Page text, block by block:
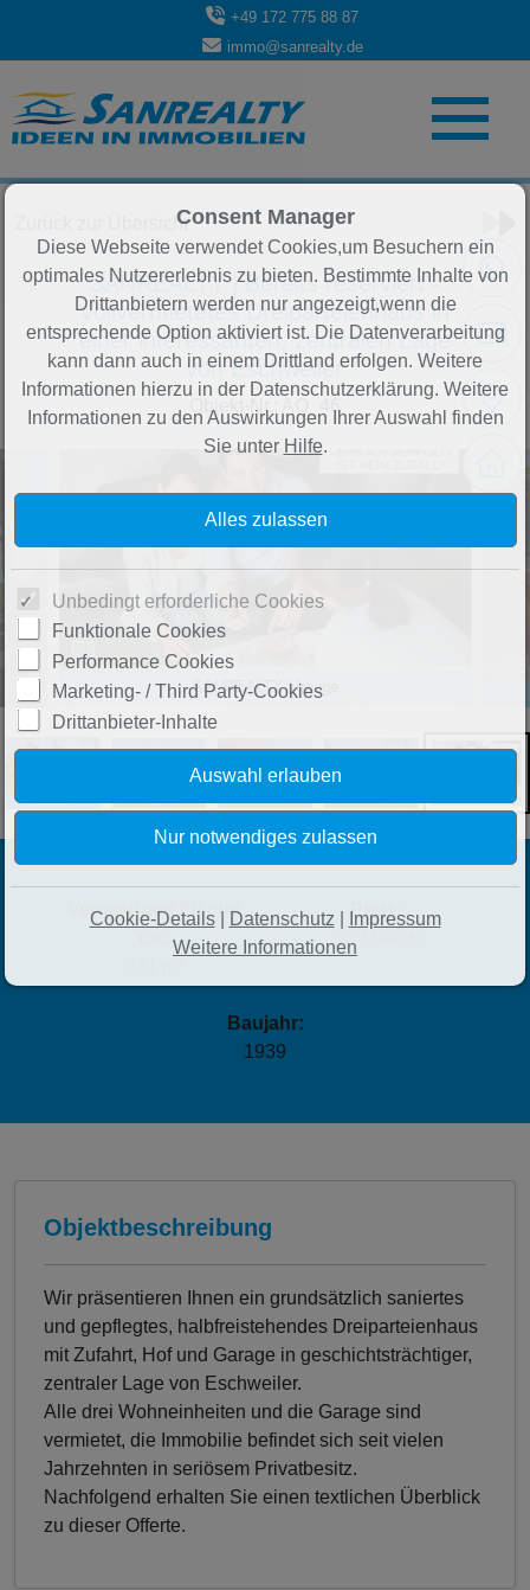
+49 172 775 88 87
immo@sanrealty.de
Zurück zur Übersicht
SANREALTY | Bereits reserviert -
Vollvermietetes Dreiparteienhaus in
einer interessanten, zentralen Lage
von Eschweiler
Objekt-Nr.: AO_46
SANREALTY | Image
Vermietbare Fläche
Preis:
Baujahr:
1939
Objektbeschreibung
Wir präsentieren Ihnen ein grundsätzlich saniertes
und gepflegtes, halbfreistehendes Dreiparteienhaus
mit Zufahrt, Hof und Garage in geschichtsträchtiger,
zentraler Lage von Eschweiler.
Alle drei Wohneinheiten und die Garage sind
vermietet, die Immobilie befindet sich seit vielen
Jahrzehnten in seriösem Privatbesitz.
Nachfolgend erhalten Sie einen textlichen Überblick
zu dieser Offerte.
Consent Manager
Diese Webseite verwendet Cookies,um Besuchern ein
optimales Nutzererlebnis zu bieten. Bestimmte Inhalte von
Drittanbietern werden nur angezeigt,wenn die
entsprechende Option aktiviert ist. Die Datenverarbeitung
kann dann auch in einem Drittland erfolgen. Weitere
Informationen hierzu in der Datenschutzerklärung. Weitere
Informationen zu den Auswirkungen Ihrer Auswahl finden
Sie unter Hilfe.
Unbedingt erforderliche Cookies
Funktionale Cookies
Performance Cookies
Marketing- / Third Party-Cookies
Drittanbieter-Inhalte
Cookie-Details| Datenschutz
Impressum
Weitere Informationen